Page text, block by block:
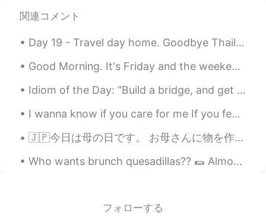
関連コメント
Day 19 - Travel day home. Goodbye Thailand! As always, I will miss it here. I will see you in ...
Good Morning. It's Friday and the weekend is upon us. I hope you all have a beautiful day. Stay w...
Idiom of the Day: “Build a bridge, and get over it.” In the US, we will tell each other to “get...
I wanna know if you care for me If you feel my touch as heavenly I wanna know if you feel this to...
🇯🇵今日は母の日です。 お母さんに物を作りました！ プラークを。初めて作った。 後であつまれどうぶつの森をしました。たくさん蠍を捕まえてしまいました。🦂 蠍の島だったと思う。 🇺🇸Today...
Who wants brunch quesadillas?? 🌯 Almond flour tortilla filled with dairy-free cheese, avocado, s...
フォローする